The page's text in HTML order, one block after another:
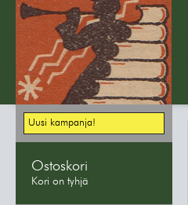
Uusi kampanja!
Ostoskori
Kori on tyhjä